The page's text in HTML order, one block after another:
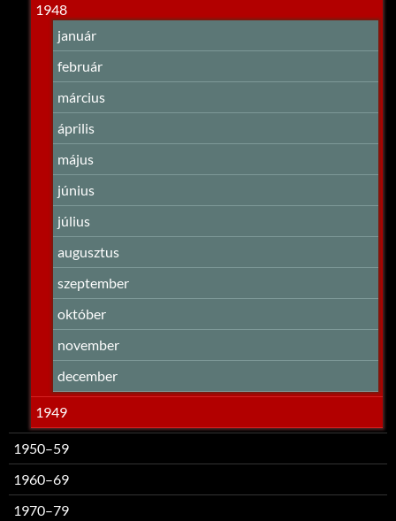
1948
január
február
március
április
május
június
július
augusztus
szeptember
október
november
december
1949
1950–59
1960–69
1970–79